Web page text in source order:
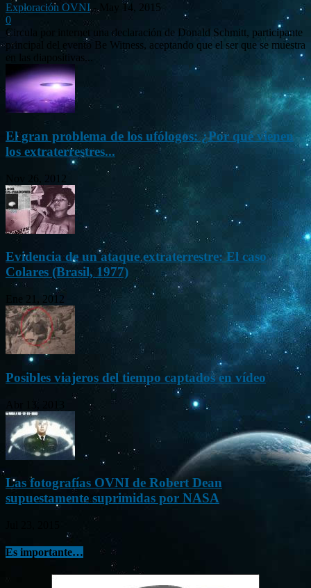
Exploración OVNI -
May 14, 2015
0
Circula por internet una declaración de Donald Schmitt, participante
principal del evento Be Witness, aceptando que el ser que se muestra
en las diapositivas...
El gran problema de los ufólogos: ¿Por qué vienen
los extraterrestres...
Nov 26, 2012
Evidencia de un ataque extraterrestre: El caso
Colares (Brasil, 1977)
Ene 21, 2012
Posibles viajeros del tiempo captados en vídeo
Las fotografías OVNI de Robert Dean
supuestamente suprimidas por NASA
Es importante…